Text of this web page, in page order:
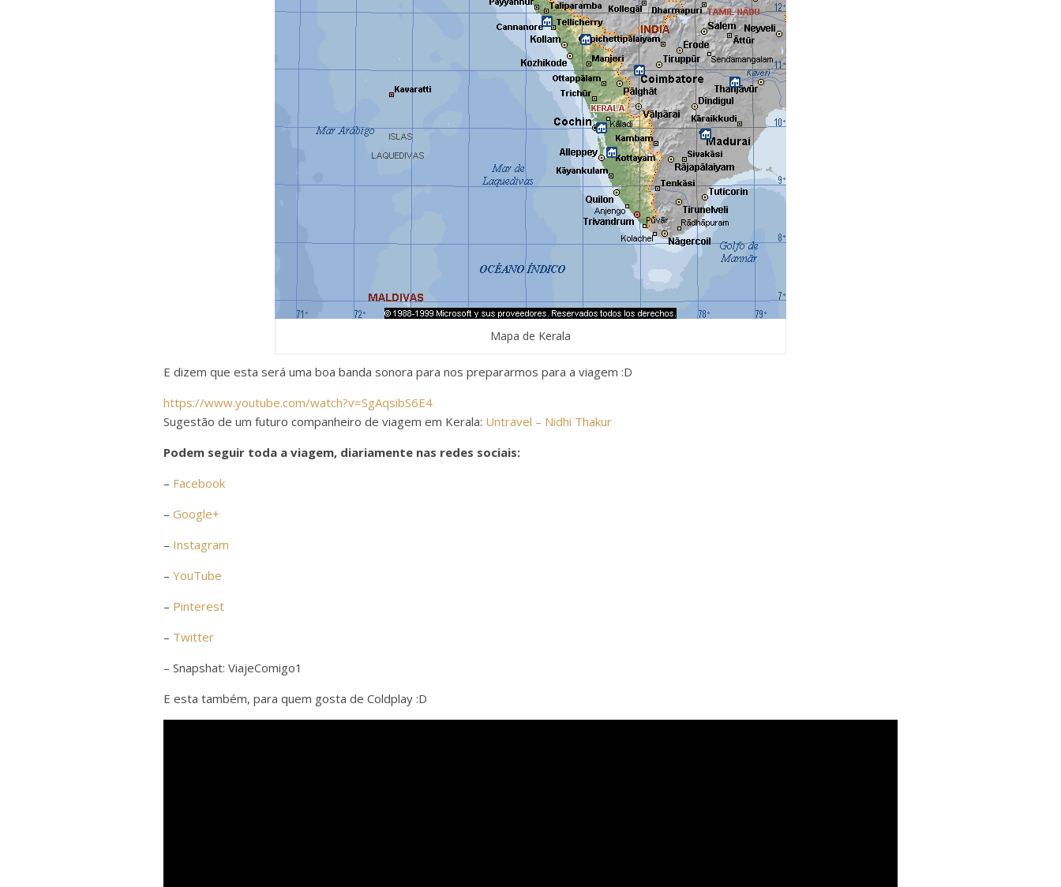
Mapa de Kerala
E dizem que esta será uma boa banda sonora para nos prepararmos para a viagem :D
https://www.youtube.com/watch?v=SgAqsibS6E4
Sugestão de um futuro companheiro de viagem em Kerala: Untravel – Nidhi Thakur
Podem seguir toda a viagem, diariamente nas redes sociais:
– Facebook
– Google+
– Instagram
– YouTube
– Pinterest
– Twitter
– Snapshat: ViajeComigo1
E esta também, para quem gosta de Coldplay :D